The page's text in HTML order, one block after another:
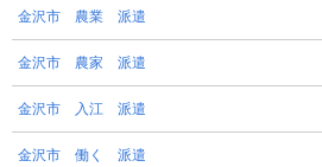
金沢市 農業 派遣
金沢市 農家 派遣
金沢市 入江 派遣
金沢市 働く 派遣